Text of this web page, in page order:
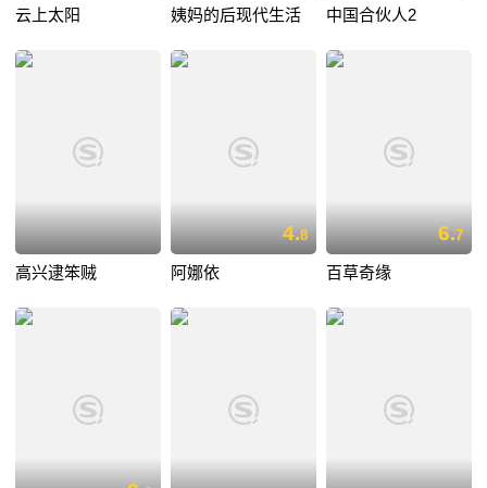
云上太阳 姨妈的后现代生活 中国合伙人2
高兴逮笨贼
4.8
阿娜依
6.7
百草奇缘